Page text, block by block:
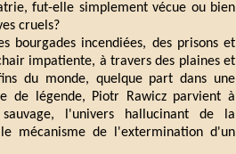
fut-elle simplement vécue ou bien
cruels?
bourgades incendiées, des prisons et
impatiente, à travers des plaines et
du monde, quelque part dans une
de légende, Piotr Rawicz parvient à
l'univers hallucinant de la
mécanisme de l'extermination d'un